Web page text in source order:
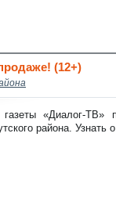
(12+)
«Диалог-
района.